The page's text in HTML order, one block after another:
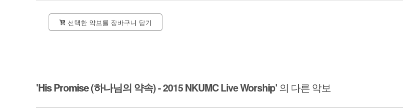
선택한 악보를 장바구니 담기
'His Promise (하나님의 약속) - 2015 NKUMC Live Worship'의 다른 악보